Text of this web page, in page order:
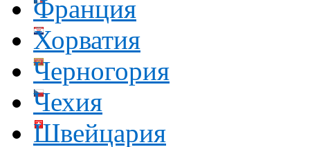
Франция
Хорватия
Черногория
Чехия
Швейцария